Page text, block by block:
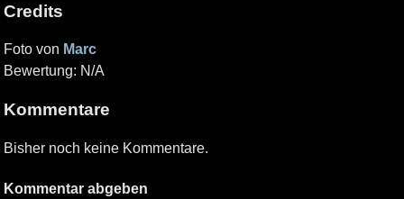
Credits
Foto von Marc
Bewertung: N/A
Kommentare
Bisher noch keine Kommentare.
Kommentar abgeben